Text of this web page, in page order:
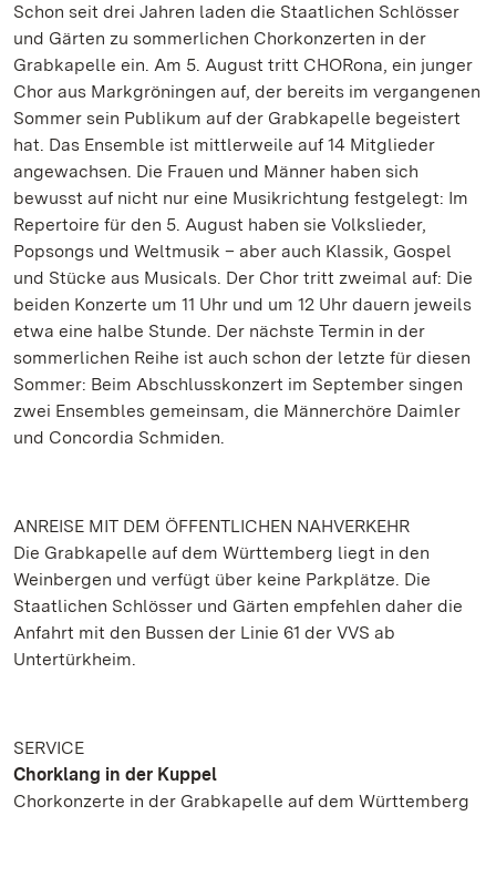
Schon seit drei Jahren laden die Staatlichen Schlösser
und Gärten zu sommerlichen Chorkonzerten in der
Grabkapelle ein. Am 5. August tritt CHORona, ein junger
Chor aus Markgröningen auf, der bereits im vergangenen
Sommer sein Publikum auf der Grabkapelle begeistert
hat. Das Ensemble ist mittlerweile auf 14 Mitglieder
angewachsen. Die Frauen und Männer haben sich
bewusst auf nicht nur eine Musikrichtung festgelegt: Im
Repertoire für den 5. August haben sie Volkslieder,
Popsongs und Weltmusik – aber auch Klassik, Gospel
und Stücke aus Musicals. Der Chor tritt zweimal auf: Die
beiden Konzerte um 11 Uhr und um 12 Uhr dauern jeweils
etwa eine halbe Stunde. Der nächste Termin in der
sommerlichen Reihe ist auch schon der letzte für diesen
Sommer: Beim Abschlusskonzert im September singen
zwei Ensembles gemeinsam, die Männerchöre Daimler
und Concordia Schmiden.
ANREISE MIT DEM ÖFFENTLICHEN NAHVERKEHR
Die Grabkapelle auf dem Württemberg liegt in den
Weinbergen und verfügt über keine Parkplätze. Die
Staatlichen Schlösser und Gärten empfehlen daher die
Anfahrt mit den Bussen der Linie 61 der VVS ab
Untertürkheim.
SERVICE
Chorklang in der Kuppel
Chorkonzerte in der Grabkapelle auf dem Württemberg